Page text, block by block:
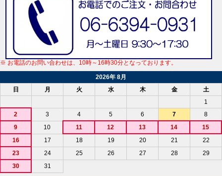
※ お電話のお問い合わせは、10時～16時30分となっております。
2026年 8月
日
月 火 水 木 金
土
1
2
3 4 5 6 7
8
9
10 11 12 13 14
15
16
17 18 19 20 21
22
23
24 25 26 27 28
29
30
31